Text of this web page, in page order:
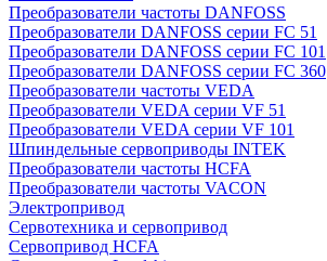
Преобразователи частоты DANFOSS
Преобразователи DANFOSS серии FC 51
Преобразователи DANFOSS серии FC 101
Преобразователи DANFOSS серии FC 360
Преобразователи частоты VEDA
Преобразователи VEDA серии VF 51
Преобразователи VEDA серии VF 101
Шпиндельные сервоприводы INTEK
Преобразователи частоты HCFA
Преобразователи частоты VACON
Электропривод
Сервотехника и сервопривод
Сервопривод HCFA